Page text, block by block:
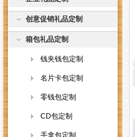
创意促销礼品定制
箱包礼品定制
钱夹钱包定制
名片卡包定制
零钱包定制
CD包定制
手拿包定制